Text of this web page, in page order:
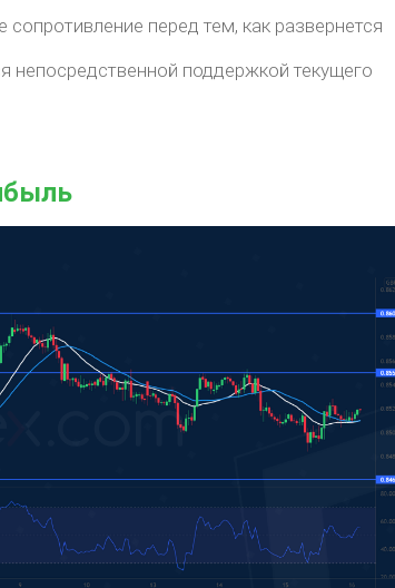
сопротивление перед тем, как развернется
непосредственной поддержкой текущего